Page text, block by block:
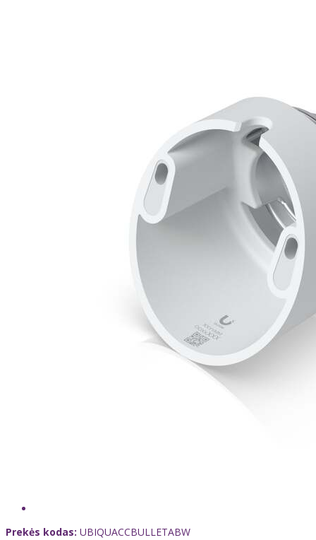
Prekės kodas: UBIQUACCBULLETABW